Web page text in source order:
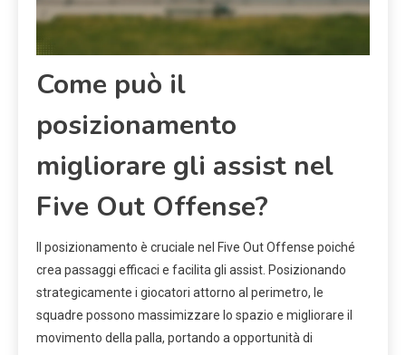
Come può il
posizionamento
migliorare gli assist nel
Five Out Offense?
Il posizionamento è cruciale nel Five Out Offense poiché
crea passaggi efficaci e facilita gli assist. Posizionando
strategicamente i giocatori attorno al perimetro, le
squadre possono massimizzare lo spazio e migliorare il
movimento della palla, portando a opportunità di